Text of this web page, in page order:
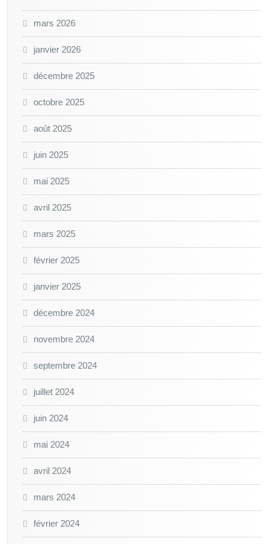
mars 2026
janvier 2026
décembre 2025
octobre 2025
août 2025
juin 2025
mai 2025
avril 2025
mars 2025
février 2025
janvier 2025
décembre 2024
novembre 2024
septembre 2024
juillet 2024
juin 2024
mai 2024
avril 2024
mars 2024
février 2024